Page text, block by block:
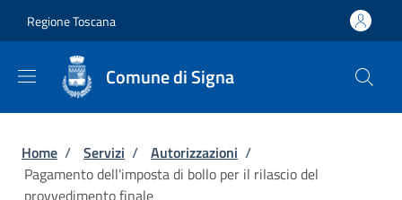
Regione Toscana
Comune di Signa
Briciole di pane
Home / Servizi / Autorizzazioni /
Pagamento dell'imposta di bollo per il rilascio del
provvedimento finale